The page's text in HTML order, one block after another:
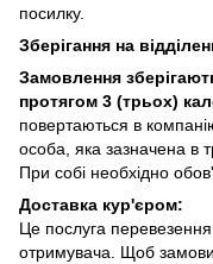
посилку.
Зберігання на
Замовлення
протягом 3 (трьох)
повертаються в
особа, яка зазначена в
При собі необхідно
Доставка кур'єром:
Це послуга
отримувача. Щоб